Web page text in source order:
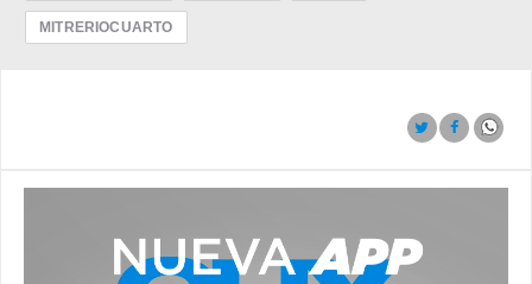
MITRERIOCUARTO